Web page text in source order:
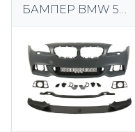
БАМПЕР BMW 5
BLIC